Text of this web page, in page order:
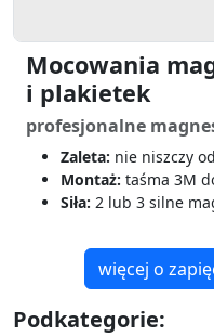
Mocowania
i plakietek
profesjonalne
Zaleta: nie niszczy
Montaż: taśma 3M
Siła: 2 lub 3 silne
więcej o
Podkategorie: